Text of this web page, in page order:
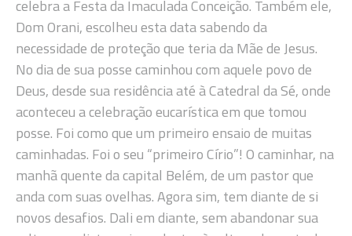
celebra a Festa da Imaculada Conceição. Também ele,
Dom Orani, escolheu esta data sabendo da
necessidade de proteção que teria da Mãe de Jesus.
No dia de sua posse caminhou com aquele povo de
Deus, desde sua residência até à Catedral da Sé, onde
aconteceu a celebração eucarística em que tomou
posse. Foi como que um primeiro ensaio de muitas
caminhadas. Foi o seu “primeiro Círio”! O caminhar, na
manhã quente da capital Belém, de um pastor que
anda com suas ovelhas. Agora sim, tem diante de si
novos desafios. Dali em diante, sem abandonar sua